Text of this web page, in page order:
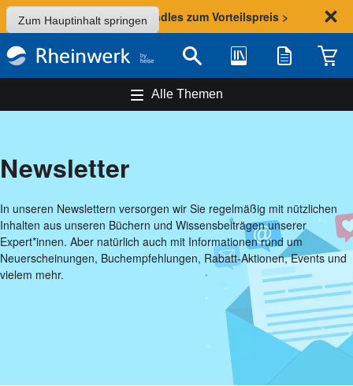
Zum Hauptinhalt springen
Sommer-Aktion: Bundles zum Vorteilspreis >
Suche Bibliothek Merkliste
Alle Themen
Newsletter
In unseren Newslettern versorgen wir Sie regelmäßig mit nützlichen
Inhalten aus unseren Büchern und Wissensbeiträgen unserer
Expert*innen. Aber natürlich auch mit Informationen rund um
Neuerscheinungen, Buchempfehlungen, Rabatt-Aktionen, Events und
vielem mehr.